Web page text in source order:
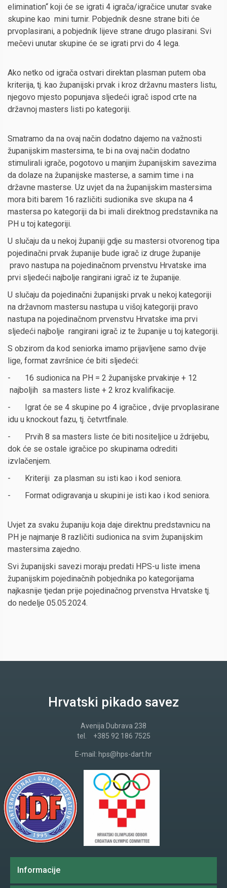
elimination“ koji će se igrati 4 igrača/igračice unutar svake
skupine kao mini turnir. Pobjednik desne strane biti će
prvoplasirani, a pobjednik lijeve strane drugo plasirani. Svi
mečevi unutar skupine će se igrati prvi do 4 lega.
Ako netko od igrača ostvari direktan plasman putem oba
kriterija, tj. kao županijski prvak i kroz državnu masters listu,
njegovo mjesto popunjava sljedeći igrač ispod crte na
državnoj masters listi po kategoriji.
Smatramo da na ovaj način dodatno dajemo na važnosti
županijskim mastersima, te bi na ovaj način dodatno
stimulirali igrače, pogotovo u manjim županijskim savezima
da dolaze na županijske masterse, a samim time i na
državne masterse. Uz uvjet da na županijskim mastersima
mora biti barem 16 različiti sudionika sve skupa na 4
mastersa po kategoriji da bi imali direktnog predstavnika na
PH u toj kategoriji.
U slučaju da u nekoj županiji gdje su mastersi otvorenog tipa
pojedinačni prvak županije bude igrač iz druge županije
pravo nastupa na pojedinačnom prvenstvu Hrvatske ima
prvi sljedeći najbolje rangirani igrač iz te županije.
U slučaju da pojedinačni županijski prvak u nekoj kategoriji
na državnom mastersu nastupa u višoj kategoriji pravo
nastupa na pojedinačnom prvenstvu Hrvatske ima prvi
sljedeći najbolje rangirani igrač iz te županije u toj kategoriji.
S obzirom da kod seniorka imamo prijavljene samo dvije
lige, format završnice će biti sljedeći:
- 16 sudionica na PH = 2 županijske prvakinje + 12
najboljih sa masters liste + 2 kroz kvalifikacije.
- Igrat će se 4 skupine po 4 igračice , dvije prvoplasirane
idu u knockout fazu, tj. četvrtfinale.
- Prvih 8 sa masters liste će biti nositeljice u ždrijebu,
dok će se ostale igračice po skupinama odrediti
izvlačenjem.
- Kriteriji za plasman su isti kao i kod seniora.
- Format odigravanja u skupini je isti kao i kod seniora.
Uvjet za svaku županiju koja daje direktnu predstavnicu na
PH je najmanje 8 različiti sudionica na svim županijskim
mastersima zajedno.
Svi županijski savezi moraju predati HPS-u liste imena
županijskim pojedinačnih pobjednika po kategorijama
najkasnije tjedan prije pojedinačnog prvenstva Hrvatske tj.
do nedelje 05.05.2024.
Hrvatski pikado savez
Avenija Dubrava 238
tel.
+385 92 186 7525
E-mail: hps@hps-dart.hr
Informacije